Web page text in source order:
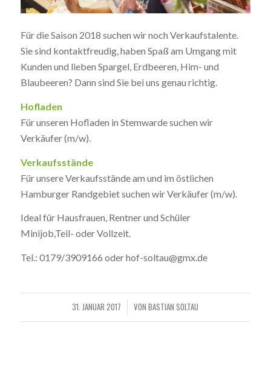
Für die Saison 2018 suchen wir noch Verkaufstalente.
Sie sind kontaktfreudig, haben Spaß am Umgang mit
Kunden und lieben Spargel, Erdbeeren, Him- und
Blaubeeren? Dann sind Sie bei uns genau richtig.
Hofladen
Für unseren Hofladen in Stemwarde suchen wir
Verkäufer (m/w).
Verkaufsstände
Für unsere Verkaufsstände am und im östlichen
Hamburger Randgebiet suchen wir Verkäufer (m/w).
Ideal für Hausfrauen, Rentner und Schüler
Minijob,Teil- oder Vollzeit.
Tel.: 0179/3909166 oder hof-soltau@gmx.de
31. JANUAR 2017
/ VONBASTIAN SOLTAU